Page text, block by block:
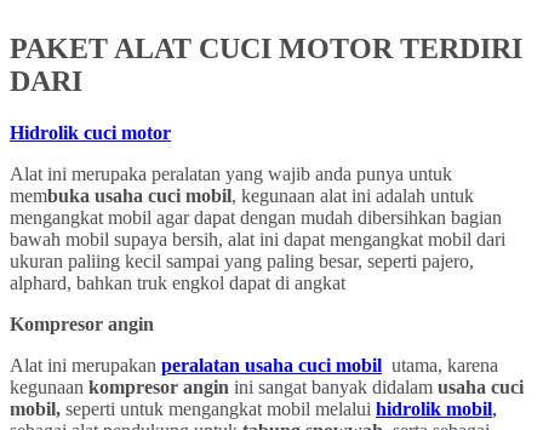
PAKET ALAT CUCI MOTOR TERDIRI
DARI
Hidrolik cuci motor
Alat ini merupaka peralatan yang wajib anda punya untuk
membuka usaha cuci mobil, kegunaan alat ini adalah untuk
mengangkat mobil agar dapat dengan mudah dibersihkan bagian
bawah mobil supaya bersih, alat ini dapat mengangkat mobil dari
ukuran paliing kecil sampai yang paling besar, seperti pajero,
alphard, bahkan truk engkol dapat di angkat
Kompresor angin
Alat ini merupakan peralatan usaha cuci mobil utama, karena
kegunaan kompresor angin ini sangat banyak didalam usaha cuci
mobil, seperti untuk mengangkat mobil melalui hidrolik mobil,